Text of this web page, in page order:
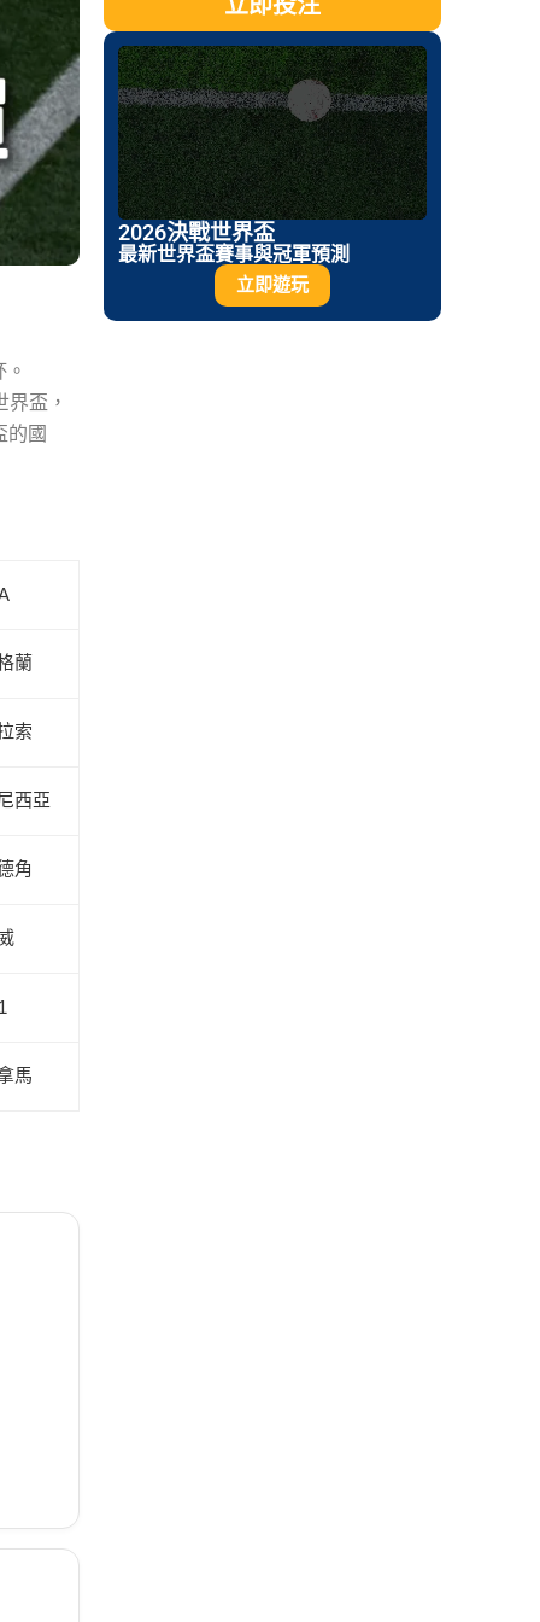
魔笛最後一舞【2026克羅埃西亞世界盃名單】戰事告
盃，
的國
蘭
索
西亞
角
馬
2026決戰世界盃
最新世界盃賽事與冠軍預測
立即遊玩